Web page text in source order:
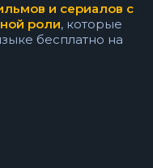
и сериалов с
роли, которые
бесплатно на